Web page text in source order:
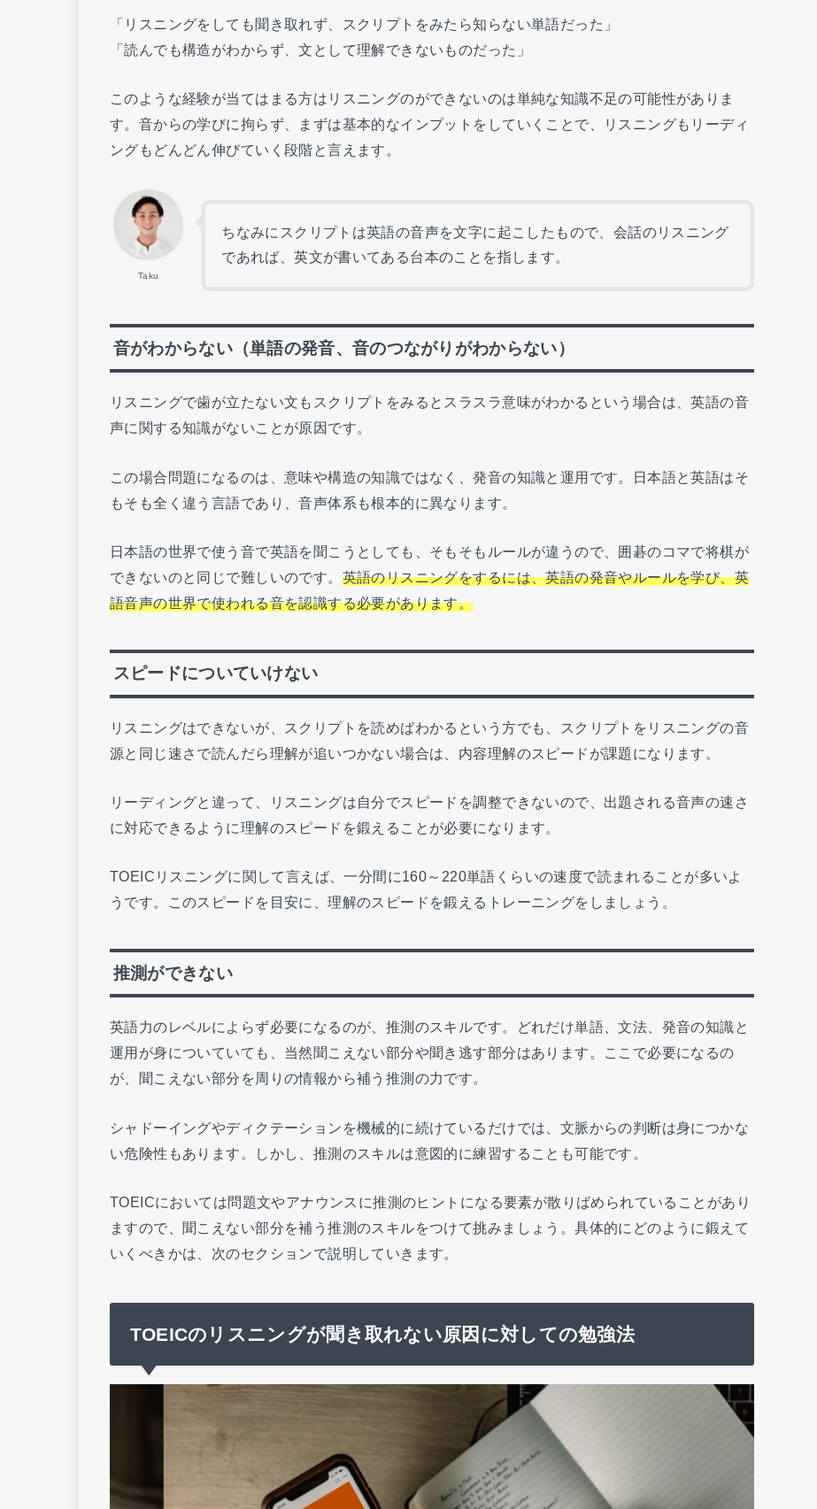
「リスニングをしても聞き取れず、スクリプトをみたら知らない単語だった」
「読んでも構造がわからず、文として理解できないものだった」
このような経験が当てはまる方はリスニングのができないのは単純な知識不足の可能性がありま
す。音からの学びに拘らず、まずは基本的なインプットをしていくことで、リスニングもリーディ
ングもどんどん伸びていく段階と言えます。
Taku
ちなみにスクリプトは英語の音声を文字に起こしたもので、会話のリスニング
であれば、英文が書いてある台本のことを指します。
音がわからない（単語の発音、音のつながりがわからない）
リスニングで歯が立たない文もスクリプトをみるとスラスラ意味がわかるという場合は、英語の音
声に関する知識がないことが原因です。
この場合問題になるのは、意味や構造の知識ではなく、発音の知識と運用です。日本語と英語はそ
もそも全く違う言語であり、音声体系も根本的に異なります。
日本語の世界で使う音で英語を聞こうとしても、そもそもルールが違うので、囲碁のコマで将棋が
できないのと同じで難しいのです。 英語のリスニングをするには、英語の発音やルールを学び、英
語音声の世界で使われる音を認識する必要があります。
スピードについていけない
リスニングはできないが、スクリプトを読めばわかるという方でも、スクリプトをリスニングの音
源と同じ速さで読んだら理解が追いつかない場合は、内容理解のスピードが課題になります。
リーディングと違って、リスニングは自分でスピードを調整できないので、出題される音声の速さ
に対応できるように理解のスピードを鍛えることが必要になります。
TOEICリスニングに関して言えば、一分間に160～220単語くらいの速度で読まれることが多いよ
うです。このスピードを目安に、理解のスピードを鍛えるトレーニングをしましょう。
推測ができない
英語力のレベルによらず必要になるのが、推測のスキルです。どれだけ単語、文法、発音の知識と
運用が身についていても、当然聞こえない部分や聞き逃す部分はあります。ここで必要になるの
が、聞こえない部分を周りの情報から補う推測の力です。
シャドーイングやディクテーションを機械的に続けているだけでは、文脈からの判断は身につかな
い危険性もあります。しかし、推測のスキルは意図的に練習することも可能です。
TOEICにおいては問題文やアナウンスに推測のヒントになる要素が散りばめられていることがあり
ますので、聞こえない部分を補う推測のスキルをつけて挑みましょう。具体的にどのように鍛えて
いくべきかは、次のセクションで説明していきます。
TOEICのリスニングが聞き取れない原因に対しての勉強法